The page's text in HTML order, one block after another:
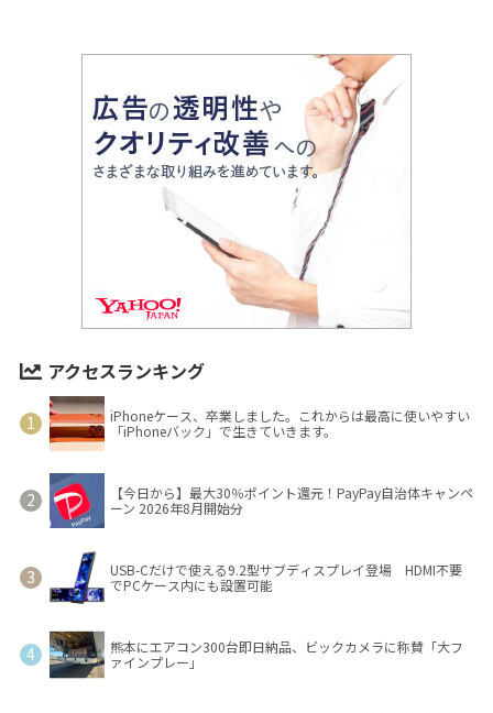
アクセスランキング
iPhoneケース、卒業しました。これからは最高に使いやすい
「iPhoneバック」で生きていきます。
【今日から】最大30％ポイント還元！PayPay自治体キャンペ
ーン 2026年8月開始分
USB-Cだけで使える9.2型サブディスプレイ登場 HDMI不要
でPCケース内にも設置可能
熊本にエアコン300台即日納品、ビックカメラに称賛「大フ
ァインプレー」